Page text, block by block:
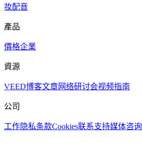
妆配音
產品
價格企業
資源
VEED博客文章网络研讨会视频指南
公司
工作隐私条款Cookies联系支持媒体咨询